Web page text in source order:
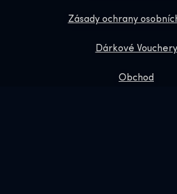
Zásady ochrany
Dárkové Vouchery
Obchod